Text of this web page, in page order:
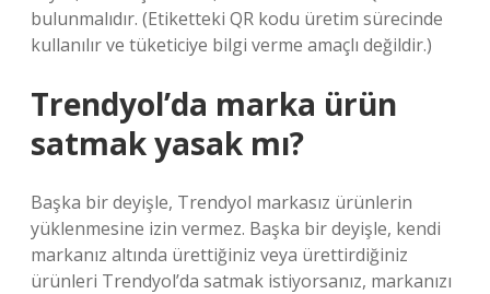
bulunmalıdır. (Etiketteki QR kodu üretim sürecinde
kullanılır ve tüketiciye bilgi verme amaçlı değildir.)
Trendyol’da marka ürün
satmak yasak mı?
Başka bir deyişle, Trendyol markasız ürünlerin
yüklenmesine izin vermez. Başka bir deyişle, kendi
markanız altında ürettiğiniz veya ürettirdiğiniz
ürünleri Trendyol’da satmak istiyorsanız, markanızı